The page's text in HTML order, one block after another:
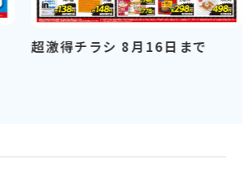
超激得チラシ 8月16日まで